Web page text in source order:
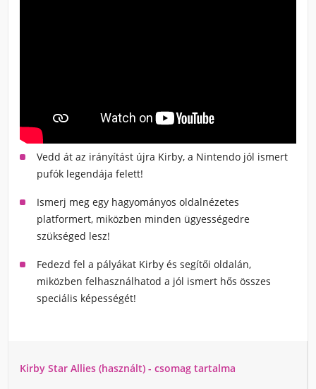
Vedd át az irányítást újra Kirby, a Nintendo jól ismert
pufók legendája felett!
Ismerj meg egy hagyományos oldalnézetes
platformert, miközben minden ügyességedre
szükséged lesz!
Fedezd fel a pályákat Kirby és segítői oldalán,
miközben felhasználhatod a jól ismert hős összes
speciális képességét!
Kirby Star Allies (használt) - csomag tartalma